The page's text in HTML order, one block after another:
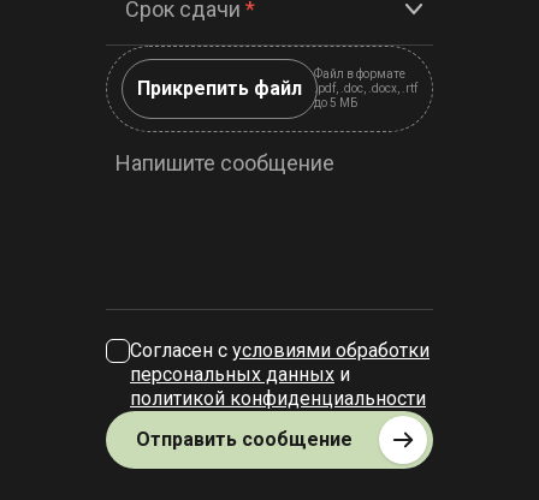
Срок сдачи *
Прикрепить файл
Файл в формате
.pdf, .doc, .docx, .rtf
до 5 МБ
Напишите сообщение
Согласен с условиями обработки
персональных данных и
политикой конфиденциальности
Отправить сообщение